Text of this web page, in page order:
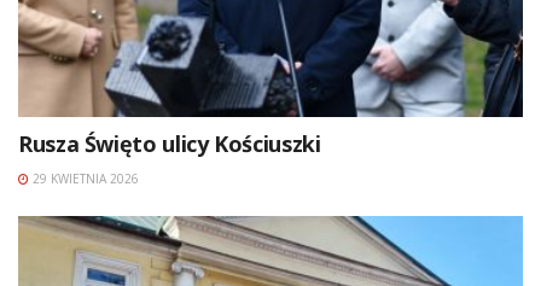
Rusza Święto ulicy Kościuszki
29 KWIETNIA 2026